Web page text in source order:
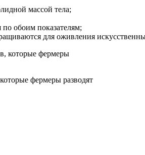
массой тела;
обоим показателям;
для оживления
фермеры разводят